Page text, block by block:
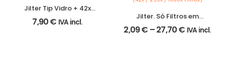
Jilter Tip Vidro + 42x
Filtros
7,90€ IVA incl.
Jilter. Só Filtros em
Tamanho div. (42x /
250x / 1000x Filtros)
2,09€ –27,70€ IVA incl.